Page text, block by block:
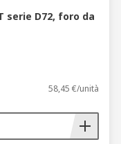
serie D72, foro da
58,45 €/unità